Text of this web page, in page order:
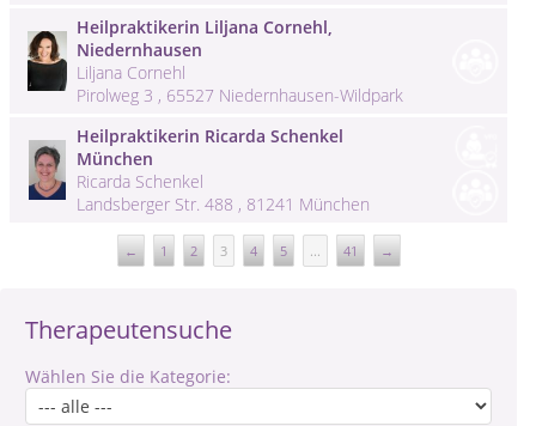
Therapeutensuche
Wählen Sie die Kategorie:
Heilpraktikerin Liljana Cornehl,
Niedernhausen
Liljana Cornehl
Pirolweg 3 , 65527 Niedernhausen-Wildpark
Heilpraktikerin Ricarda Schenkel
München
Ricarda Schenkel
Landsberger Str. 488 , 81241 München
← 1 2 3 4 5 ... 41 →